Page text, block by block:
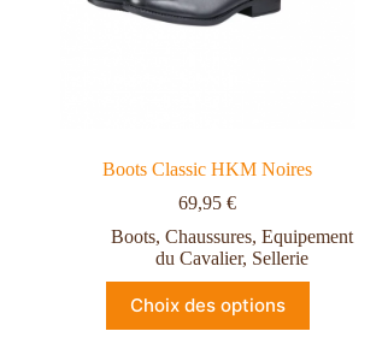
Boots Classic HKM Noires
69,95€
Boots, Chaussures, Equipement
du Cavalier, Sellerie
Choix des options